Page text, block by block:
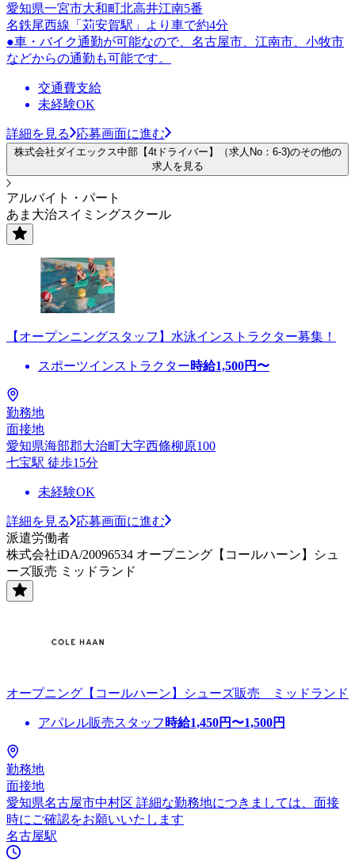
愛知県一宮市大和町北高井江南5番
名鉄尾西線「苅安賀駅」より車で約4分
●車・バイク通勤が可能なので、名古屋市、江南市、小牧市
などからの通勤も可能です。
交通費支給
未経験OK
詳細を見る 応募画面に進む
株式会社ダイエックス中部【4tドライバー】（求人No：6-3)のその他の
求人を見る
アルバイト・パート
あま大治スイミングスクール
【オープンニングスタッフ】水泳インストラクター募集！
スポーツインストラクター時給1,500円〜
勤務地
面接地
愛知県海部郡大治町大字西條柳原100
七宝駅 徒歩15分
未経験OK
詳細を見る
応募画面に進む
派遣労働者
株式会社iDA/20096534 オープニング【コールハーン】シュ
ーズ販売 ミッドランド
オープニング【コールハーン】シューズ販売 ミッドランド
アパレル販売スタッフ 時給1,450円〜1,500円
勤務地
面接地
愛知県名古屋市中村区 詳細な勤務地につきましては、面接
時にご確認をお願いいたします
名古屋駅